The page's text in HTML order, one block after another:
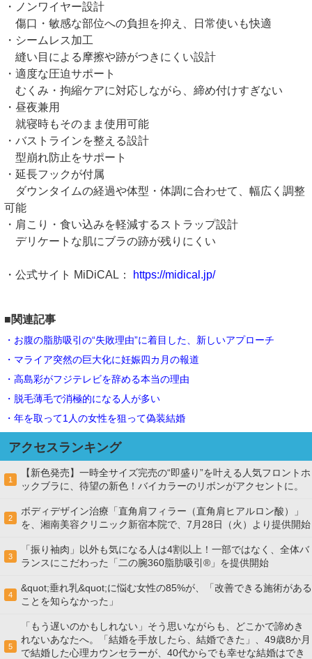
・ノンワイヤー設計
傷口・敏感な部位への負担を抑え、日常使いも快適
・シームレス加工
縫い目による摩擦や跡がつきにくい設計
・適度な圧迫サポート
むくみ・拘縮ケアに対応しながら、締め付けすぎない
・昼夜兼用
就寝時もそのまま使用可能
・バストラインを整える設計
型崩れ防止をサポート
・延長フックが付属
ダウンタイムの経過や体型・体調に合わせて、幅広く調整
可能
・肩こり・食い込みを軽減するストラップ設計
デリケートな肌にブラの跡が残りにくい
・公式サイト MiDiCAL： https://midical.jp/
■関連記事
・お腹の脂肪吸引の“失敗理由”に着目した、新しいアプローチ
・マライア突然の巨大化に妊娠四カ月の報道
・高島彩がフジテレビを辞める本当の理由
・脱毛薄毛で消極的になる人が多い
・年を取って1人の女性を狙って偽装結婚
アクセスランキング
1
【新色発売】一時全サイズ完売の“即盛り”を叶える人気フロントホ
ックブラに、待望の新色！バイカラーのリボンがアクセントに。
2
ボディデザイン治療「直角肩フィラー（直角肩ヒアルロン酸）」
を、湘南美容クリニック新宿本院で、7月28日（火）より提供開始
3
「振り袖肉」以外も気になる人は4割以上！一部ではなく、全体バ
ランスにこだわった「二の腕360脂肪吸引®」を提供開始
4
&quot;垂れ乳&quot;に悩む女性の85%が、「改善できる施術がある
ことを知らなかった」
5
「もう遅いのかもしれない」そう思いながらも、どこかで諦めき
れないあなたへ。「結婚を手放したら、結婚できた」、49歳8か月
で結婚した心理カウンセラーが、40代からでも幸せな結婚はでき